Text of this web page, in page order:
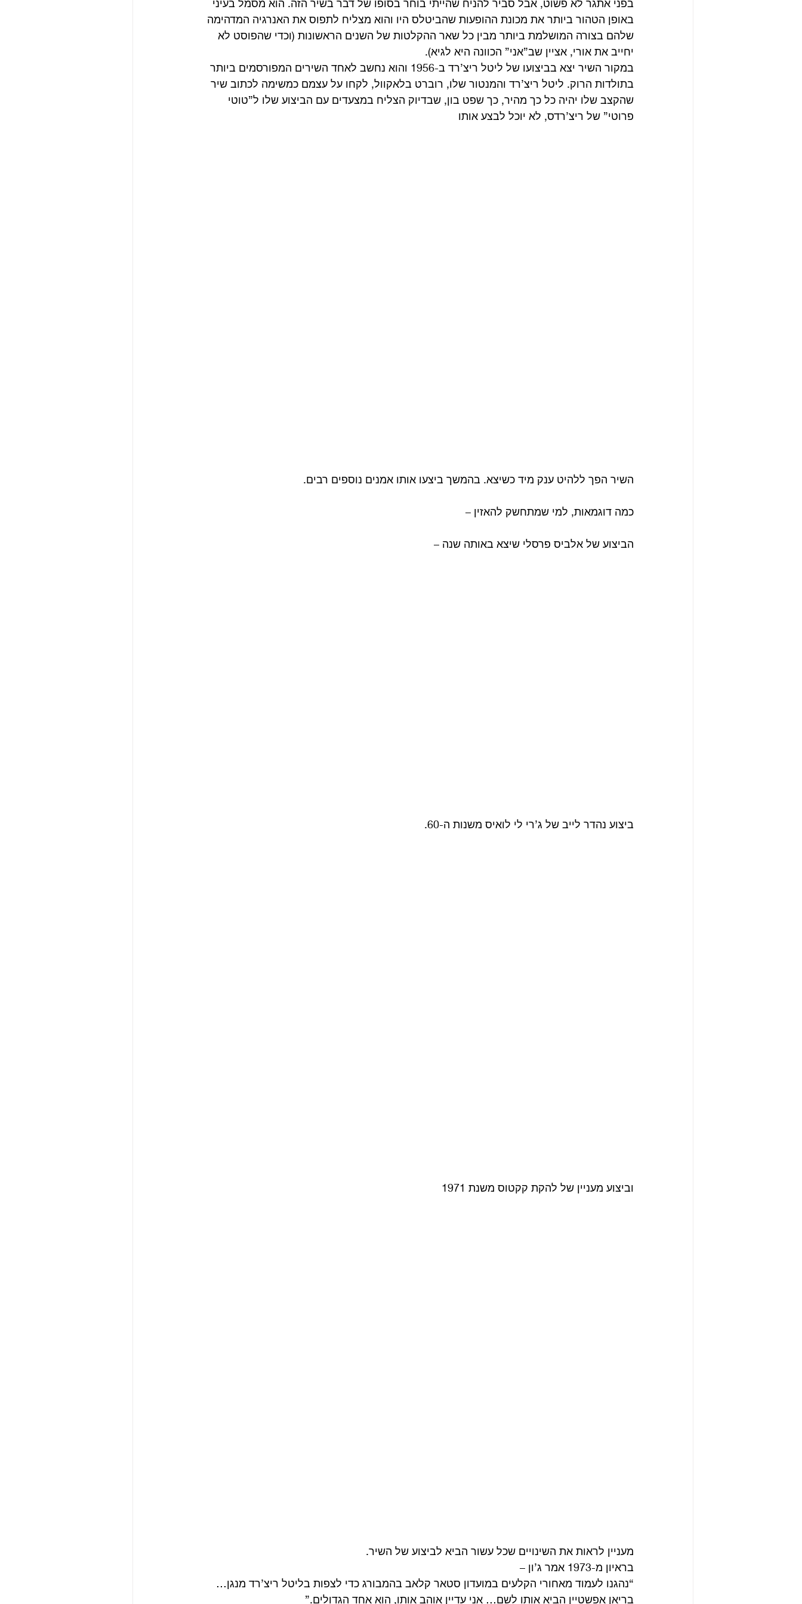
בפני אתגר לא פשוט, אבל סביר להניח שהייתי בוחר בסופו של דבר בשיר הזה. הוא מסמל בעיני
באופן הטהור ביותר את מכונת ההופעות שהביטלס היו והוא מצליח לתפוס את האנרגיה המדהימה
שלהם בצורה המושלמת ביותר מבין כל שאר ההקלטות של השנים הראשונות (וכדי שהפוסט לא
יחייב את אורי, אציין שב”אני” הכוונה היא לגיא).
במקור השיר יצא בביצועו של ליטל ריצ’רד ב-1956 והוא נחשב לאחד השירים המפורסמים ביותר
בתולדות הרוק. ליטל ריצ’רד והמנטור שלו, רוברט בלאקוול, לקחו על עצמם כמשימה לכתוב שיר
שהקצב שלו יהיה כל כך מהיר, כך שפט בון, שבדיוק הצליח במצעדים עם הביצוע שלו ל”טוטי
פרוטי” של ריצ’רדס, לא יוכל לבצע אותו
השיר הפך ללהיט ענק מיד כשיצא. בהמשך ביצעו אותו אמנים נוספים רבים.
כמה דוגמאות, למי שמתחשק להאזין –
הביצוע של אלביס פרסלי שיצא באותה שנה –
ביצוע נהדר לייב של ג’רי לי לואיס משנות ה-60.
וביצוע מעניין של להקת קקטוס משנת 1971
מעניין לראות את השינויים שכל עשור הביא לביצוע של השיר.
בראיון מ-1973 אמר ג’ון –
“נהגנו לעמוד מאחורי הקלעים במועדון סטאר קלאב בהמבורג כדי לצפות בליטל ריצ’רד מנגן…
בריאן אפשטיין הביא אותו לשם… אני עדיין אוהב אותו, הוא אחד הגדולים.”